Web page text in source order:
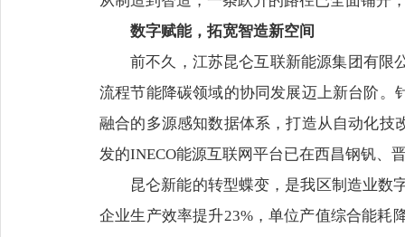
数字赋能，拓宽智造新空间
前不久，江苏昆仑互联新能源集团有限
流程节能降碳领域的协同发展迈上新台阶。
融合的多源感知数据体系，打造从自动化技
发的INECO能源互联网平台已在西昌钢钒、
昆仑新能的转型蝶变，是我区制造业数
企业生产效率提升23%，单位产值综合能耗